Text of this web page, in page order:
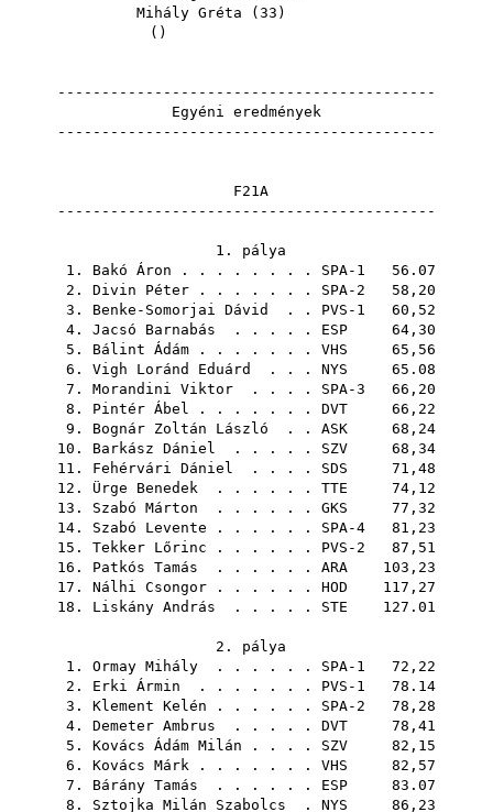
Mihály Gréta ( 33 )
()
-------------------------------------------
Egyéni eredmények
-------------------------------------------
F21A
-------------------------------------------
1. pálya
1. Bakó Áron . . . . . . . . SPA-1 56.07
2. Divin Péter . . . . . . . SPA-2 58,20
3. Benke-Somorjai Dávid
. . PVS-1 60,52
4. Jacsó Barnabás . . . . . ESP 64,30
5. Bálint Ádám . . . . . . . VHS 65,56
6. Vigh Loránd Eduárd . . . NYS 65.08
7. Morandini Viktor . . . . SPA-3 66,20
8. Pintér Ábel . . . . . . . DVT 66,22
9. Bognár Zoltán László . . ASK 68,24
10. Barkász Dániel . . . . . SZV 68,34
11. Fehérvári Dániel . . . . SDS 71,48
12. Ürge Benedek . . . . . . TTE 74,12
13. Szabó Márton . . . . . . GKS 77,32
14. Szabó Levente . . . . . . SPA-4 81,23
15. Tekker Lőrinc . . . . . . PVS-2 87,51
16. Patkós Tamás . . . . . . ARA 103,23
17. Nálhi Csongor . . . . . . HOD 117,27
18. Liskány András . . . . . STE 127.01
2. pálya
1. Ormay Mihály . . . . . . SPA-1 72,22
2. Erki Ármin . . . . . . . PVS-1 78.14
3. Klement Kelén . . . . . . SPA-2 78,28
4. Demeter Ambrus . . . . . DVT 78,41
5. Kovács Ádám Milán . . . . SZV 82,15
6. Kovács Márk . . . . . . . VHS 82,57
7. Bárány Tamás . . . . . . ESP 83.07
8. Sztojka Milán Szabolcs . NYS 86,23